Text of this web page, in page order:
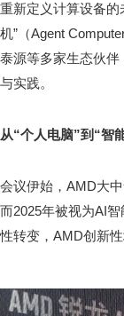
重新定义计算设备的
机”（Agent
泰源等多家生态伙
与实践。
从“个人电脑”到“智
会议伊始，AMD大
而2025年被视为AI
性转变，AMD创新性